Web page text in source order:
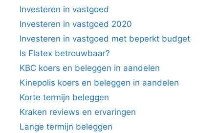
Investeren in vastgoed
Investeren in vastgoed 2020
Investeren in vastgoed met beperkt budget
Is Flatex betrouwbaar?
KBC koers en beleggen in aandelen
Kinepolis koers en beleggen in aandelen
Korte termijn beleggen
Kraken reviews en ervaringen
Lange termijn beleggen